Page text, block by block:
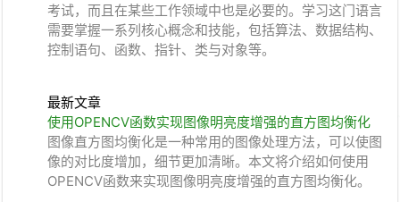
考试，而且在某些工作领域中也是必要的。学习这门语言
需要掌握一系列核心概念和技能，包括算法、数据结构、
控制语句、函数、指针、类与对象等。
最新文章
使用OPENCV函数实现图像明亮度增强的直方图均衡化
图像直方图均衡化是一种常用的图像处理方法，可以使图
像的对比度增加，细节更加清晰。本文将介绍如何使用
OPENCV函数来实现图像明亮度增强的直方图均衡化。